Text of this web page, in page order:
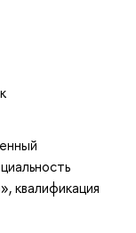
квалификация